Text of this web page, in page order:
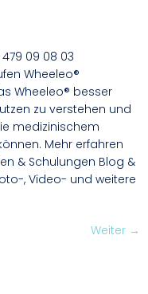
09 08 03
Wheeleo®
Wheeleo® besser
zu verstehen und
medizinischem
Mehr erfahren
& Schulungen Blog &
, Video- und weitere
Weiter →